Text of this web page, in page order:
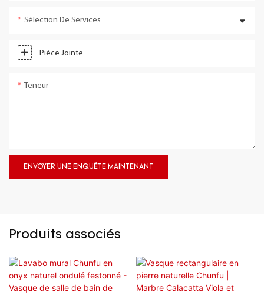
Sélection De Services
Pièce Jointe
Teneur
ENVOYER UNE ENQUÊTE MAINTENANT
Produits associés